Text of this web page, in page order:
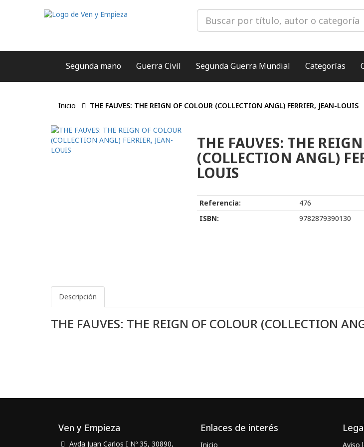
Segunda mano Guerra Civil Segunda Guerra Mundial Categorías
Inicio THE FAUVES: THE REIGN OF COLOUR (COLLECTION ANGL) FERRIER, JEAN-LOUIS
THE FAUVES: THE
(COLLECTION ANGL)
LOUIS
Referencia:
476
ISBN:
9782879390130
Descripción
THE FAUVES: THE REIGN OF COLOUR (COLLECTION
Ven y Empieza
Avda Juan Carlos I Nº 35, 30890,
Enlaces de interés
Inicio Aviso